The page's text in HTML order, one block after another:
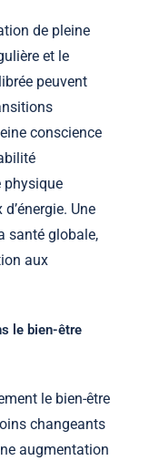
de pleine
et le
peuvent
conscience
physique
Une
santé globale,
aux
le bien-être
le bien-être
changeants
augmentation